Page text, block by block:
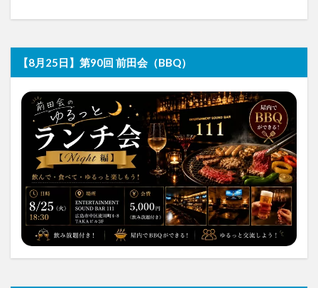
【8月25日】第90回 前田会（BBQ）